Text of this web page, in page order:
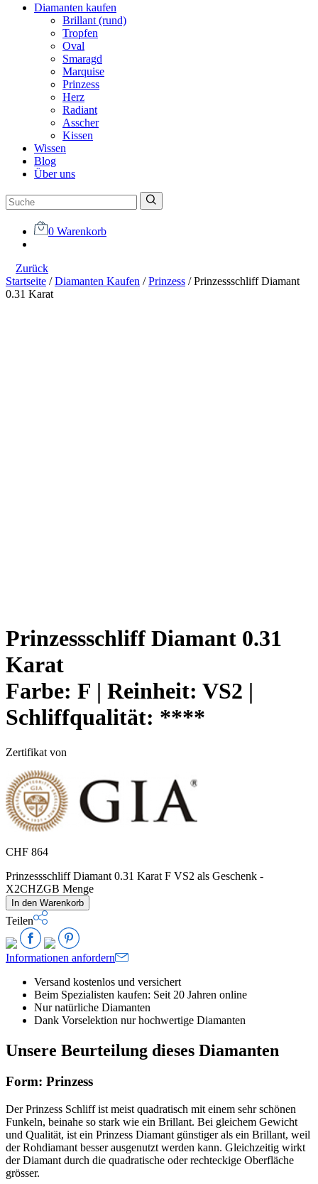
Diamanten kaufen
Brillant (rund)
Tropfen
Oval
Smaragd
Marquise
Prinzess
Herz
Radiant
Asscher
Kissen
Wissen
Blog
Über uns
0 Warenkorb
Zurück
Startseite /Diamanten Kaufen /Prinzess /Prinzessschliff Diamant
0.31 Karat
Prinzessschliff Diamant 0.31
Karat
Farbe: F | Reinheit: VS2 |
Schliffqualität: ****
Zertifikat von
CHF 864
Prinzessschliff Diamant 0.31 Karat F VS2 als Geschenk -
X2CHZGB Menge
In den Warenkorb
Teilen
Informationen anfordern
Versand kostenlos und versichert
Beim Spezialisten kaufen: Seit 20 Jahren online
Nur natürliche Diamanten
Dank Vorselektion nur hochwertige Diamanten
Unsere Beurteilung dieses Diamanten
Form: Prinzess
Der Prinzess Schliff ist meist quadratisch mit einem sehr schönen
Funkeln, beinahe so stark wie ein Brillant. Bei gleichem Gewicht
und Qualität, ist ein Prinzess Diamant günstiger als ein Brillant, weil
der Rohdiamant besser ausgenutzt werden kann. Gleichzeitig wirkt
der Diamant durch die quadratische oder rechteckige Oberfläche
grösser.